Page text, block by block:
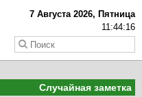
7 Августа 2026, Пятница
11:44:16
Случайная заметка